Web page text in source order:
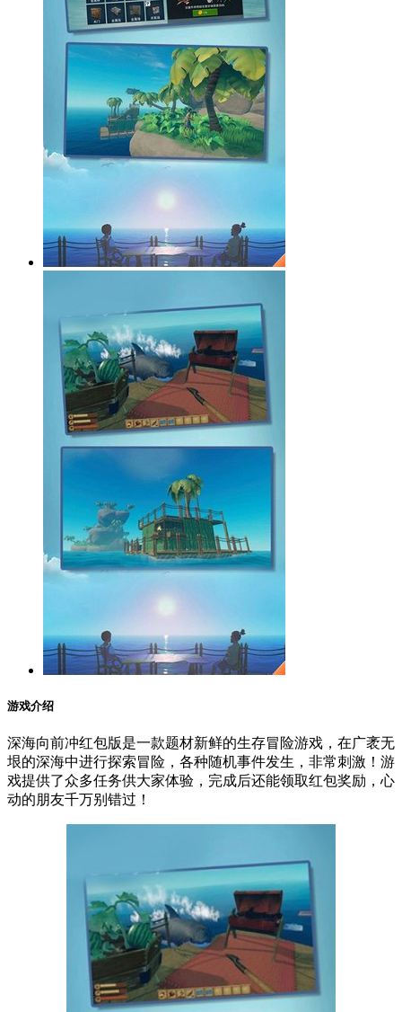
游戏介绍
深海向前冲红包版是一款题材新鲜的生存冒险游戏，在广袤无
垠的深海中进行探索冒险，各种随机事件发生，非常刺激！游
戏提供了众多任务供大家体验，完成后还能领取红包奖励，心
动的朋友千万别错过！